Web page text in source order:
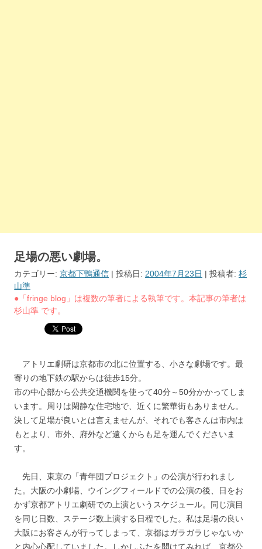
足場の悪い劇場。
カテゴリー: 京都下鴨通信 | 投稿日: 2004年7月23日 | 投稿者: 杉
山準
●「fringe blog」は複数の筆者による執筆です。本記事の筆者は
杉山準 です。
アトリエ劇研は京都市の北に位置する、小さな劇場です。最
寄りの地下鉄の駅からは徒歩15分。
市の中心部から公共交通機関を使って40分～50分かかってしま
います。周りは閑静な住宅地で、近くに繁華街もありません。
決して足場が良いとは言えませんが、それでも客さんは市内は
もとより、市外、府外など遠くからも足を運んでくださいま
す。
先日、東京の「青年団プロジェクト」の公演が行われまし
た。大阪の小劇場、ウイングフィールドでの公演の後、日をお
かず京都アトリエ劇研での上演というスケジュール。同じ演目
を同じ日数、ステージ数上演する日程でした。私は足場の良い
大阪にお客さんが行ってしまって、京都はガラガラじゃないか
と内心心配していました。しかしふたを開けてみれば、京都公